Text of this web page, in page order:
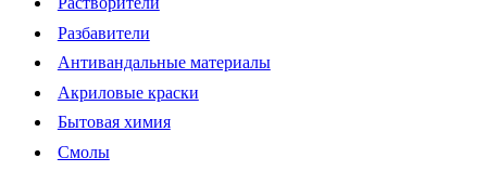
Разбавители
Антивандальные материалы
Акриловые краски
Бытовая химия
Смолы